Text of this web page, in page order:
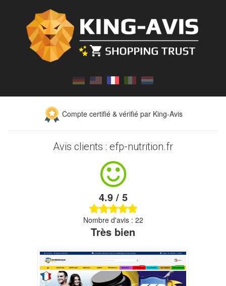
Compte certifié & vérifié par King-Avis
Avis clients : efp-nutrition.fr
4.9 / 5
Nombre d'avis : 22
Très bien